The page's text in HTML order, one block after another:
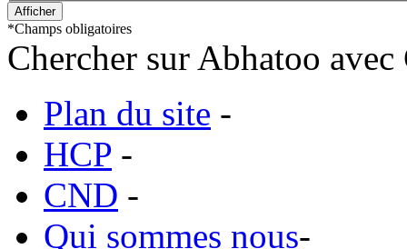
*Champs obligatoires
Chercher sur Abhatoo
Plan du site -
HCP -
CND -
Qui sommes nous-